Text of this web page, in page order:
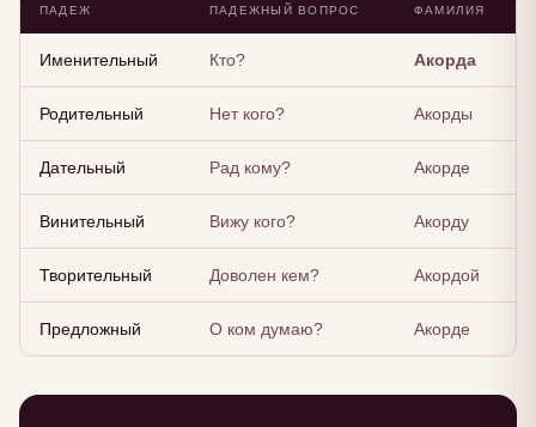
ПАДЕЖ ПАДЕЖНЫЙ ВОПРОС ФАМИЛИЯ
Именительный Кто? Акорда
Родительный Нет кого? Акорды
Дательный Рад кому? Акорде
Винительный Вижу кого? Акорду
Творительный Доволен кем? Акордой
Предложный О ком думаю? Акорде